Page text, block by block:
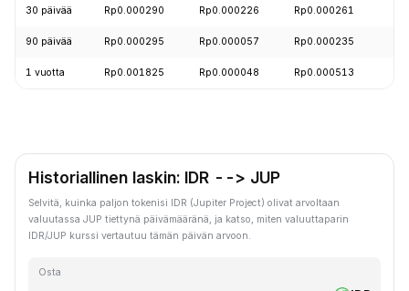
30 päivää Rp0.000290 Rp0.000226 Rp0.000261
90 päivää Rp0.000295 Rp0.000057 Rp0.000235
1 vuotta Rp0.001825 Rp0.000048 Rp0.000513
Historiallinen laskin: IDR --> JUP
Selvitä, kuinka paljon tokenisi IDR (Jupiter Project) olivat arvoltaan
valuutassa JUP tiettynä päivämääränä, ja katso, miten valuuttaparin
IDR/JUP kurssi vertautuu tämän päivän arvoon.
Osta